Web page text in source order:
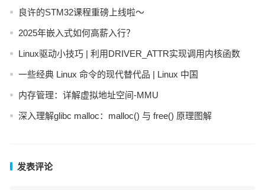
良许的STM32课程重磅上线啦～
2025年嵌入式如何高薪入行？
Linux驱动小技巧 | 利用DRIVER_ATTR实现调用内核函数
一些经典 Linux 命令的现代替代品 | Linux 中国
内存管理：详解虚拟地址空间-MMU
深入理解glibc malloc：malloc() 与 free() 原理图解
发表评论